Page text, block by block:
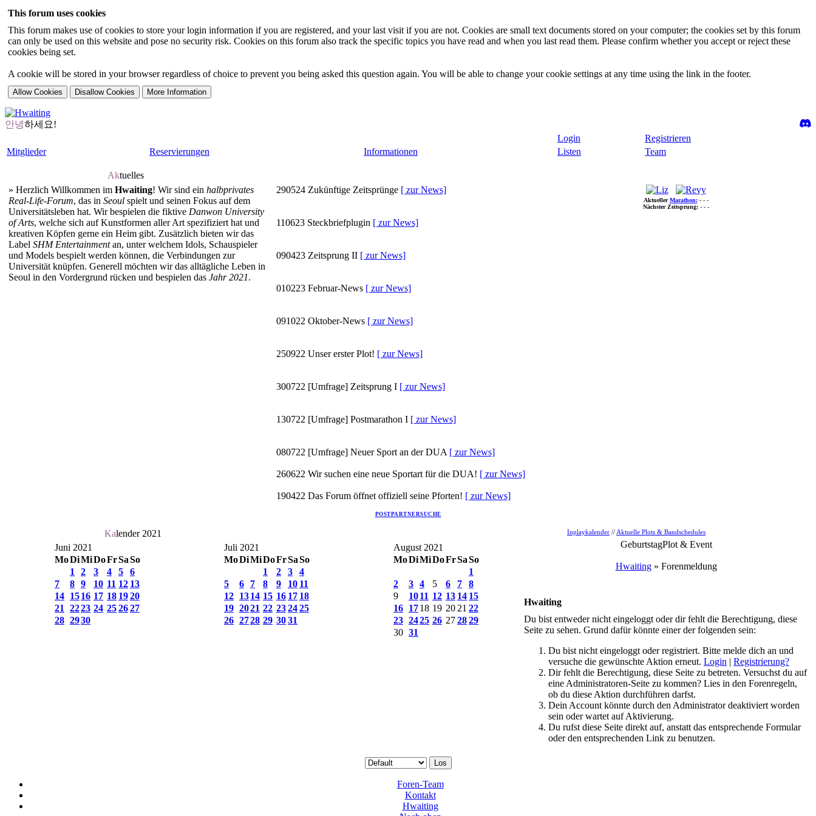
This forum uses cookies
This forum makes use of cookies to store your login information if you are registered, and your last visit if you are not. Cookies are small text documents stored on your computer; the cookies set by this forum
can only be used on this website and pose no security risk. Cookies on this forum also track the specific topics you have read and when you last read them. Please confirm whether you accept or reject these
cookies being set.
A cookie will be stored in your browser regardless of choice to prevent you being asked this question again. You will be able to change your cookie settings at any time using the link in the footer.
안녕하세요!
Login
Registrieren
Mitglieder
Reservierungen Informationen Listen Team
Aktuelles
» Herzlich Willkommen im Hwaiting! Wir sind ein halbprivates
Real-Life-Forum, das in Seoul spielt und seinen Fokus auf dem
Universitätsleben hat. Wir bespielen die fiktive Danwon University
of Arts, welche sich auf Kunstformen aller Art spezifiziert hat und
kreativen Köpfen gerne ein Heim gibt. Zusätzlich bieten wir das
Label SHM Entertainmentan, unter welchem Idols, Schauspieler
und Models bespielt werden können, die Verbindungen zur
Universität knüpfen. Generell möchten wir das alltägliche Leben in
Seoul in den Vordergrund rücken und bespielen das Jahr 2021.
290524 Zukünftige Zeitsprünge [ zur News]
110623 Steckbriefplugin [ zur News]
090423 Zeitsprung II [ zur News]
010223 Februar-News [ zur News]
091022 Oktober-News [ zur News]
250922 Unser erster Plot! [ zur News]
300722 [Umfrage] Zeitsprung I [ zur News]
130722 [Umfrage] Postmarathon I [ zur News]
080722 [Umfrage] Neuer Sport an der DUA [ zur News]
260622 Wir suchen eine neue Sportart für die DUA! [ zur News]
190422 Das Forum öffnet offiziell seine Pforten! [ zur News]
AktuellerMarathon:- - -
Nächster Zeitsprung:- - -
POSTPARTNERSUCHE
Kalender 2021 Inplaykalender // Aktuelle Plots & Bandschedules
Juni 2021
MoDiMiDoFrSaSo
1
2 3 4 5
6
7
8 9 10 11 12 13
14 1516 17 18 1920
21
2223 24 252627
28 2930
Juli 2021
MoDiMiDoFrSaSo
1
2 3
4
5
6 7 8 9 10 11
12 1314 15 16 17 18
19 2021 22 232425
26 2728 29 3031
August 2021
MoDiMiDoFrSaSo
1
2
3 4 5 6 7
8
9
1011 12 13 14 15
16 1718 19 20 21 22
23 2425 26 272829
30 31
GeburtstagPlot & Event
Hwaiting » Forenmeldung
Hwaiting
Du bist entweder nicht eingeloggt oder dir fehlt die Berechtigung, diese
Seite zu sehen. Grund dafür könnte einer der folgenden sein:
Du bist nicht eingeloggt oder registriert. Bitte melde dich an und
versuche die gewünschte Aktion erneut. Login | Registrierung?
Dir fehlt die Berechtigung, diese Seite zu betreten. Versuchst du auf
eine Administratoren-Seite zu kommen? Lies in den Forenregeln,
ob du diese Aktion durchführen darfst.
Dein Account könnte durch den Administrator deaktiviert worden
sein oder wartet auf Aktivierung.
Du rufst diese Seite direkt auf, anstatt das entsprechende Formular
oder den entsprechenden Link zu benutzen.
Foren-Team
Kontakt
Hwaiting